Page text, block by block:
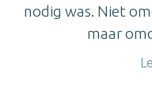
nodig was. Niet
maar